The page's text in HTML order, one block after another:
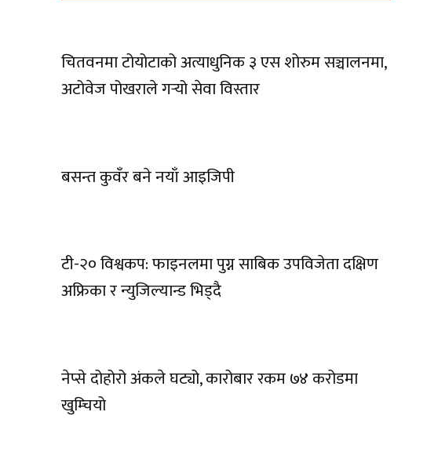
चितवनमा टोयोटाको अत्याधुनिक ३ एस शोरुम सञ्चालनमा,
अटोवेज पोखराले गर्‍यो सेवा विस्तार
बसन्त कुवँर बने नयाँ आइजिपी
टी-२० विश्वकप: फाइनलमा पुग्न साबिक उपविजेता दक्षिण
अफ्रिका र न्युजिल्यान्ड भिड्दै
नेप्से दोहोरो अंकले घट्यो, कारोबार रकम ७४ करोडमा
खुम्चियो